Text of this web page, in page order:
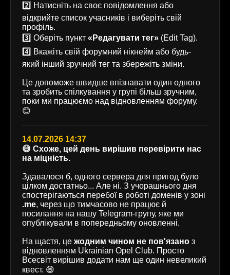
2️⃣ Натисніть на своє повідомлення або
відкрийте список учасників і виберіть свій
профіль.
3️⃣ Оберіть пункт «Редагувати тег» (Edit Tag).
4️⃣ Вкажіть свій форумний нікнейм або будь-
який інший зручний тег та збережіть зміни.
Це допоможе швидше впізнавати один одного
та зробить спілкування у групі більш зручним,
поки ми працюємо над відновленням форуму.
😊
14.07.2026 14:37
😅 Схоже, цей день вирішив перевірити нас
на міцність.
Здавалося б, одного сервера для пригод було
цілком достатньо... Але ні. З учорашнього дня
спостерігаються перебої в роботі доменів у зоні
.me, через що тимчасово не працює й
посилання на нашу Telegram-групу, яке ми
опублікували в попередньому оновленні.
На щастя, це жодним чином не пов'язано з
відновленням Ukrainian Opel Club. Просто
Всесвіт вирішив додати нам ще один невеликий
квест. 😄